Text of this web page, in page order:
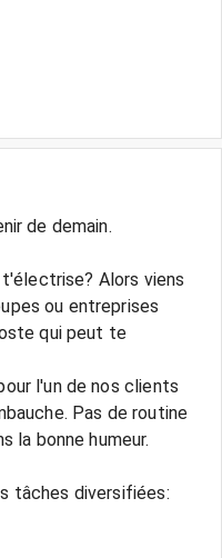
de demain.
Alors viens
ou entreprises
qui peut te
l'un de nos clients
Pas de routine
la bonne humeur.
tâches diversifiées: